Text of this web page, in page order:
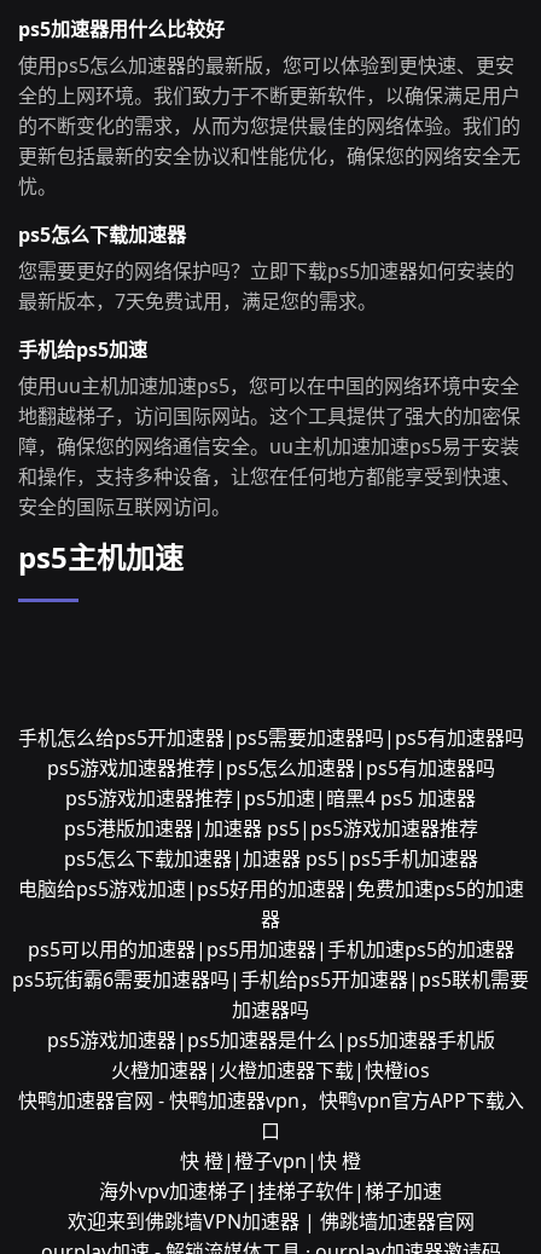
ps5加速器用什么比较好
使用ps5怎么加速器的最新版，您可以体验到更快速、更安
全的上网环境。我们致力于不断更新软件，以确保满足用户
的不断变化的需求，从而为您提供最佳的网络体验。我们的
更新包括最新的安全协议和性能优化，确保您的网络安全无
忧。
ps5怎么下载加速器
您需要更好的网络保护吗？立即下载ps5加速器如何安装的
最新版本，7天免费试用，满足您的需求。
手机给ps5加速
使用uu主机加速加速ps5，您可以在中国的网络环境中安全
地翻越梯子，访问国际网站。这个工具提供了强大的加密保
障，确保您的网络通信安全。uu主机加速加速ps5易于安装
和操作，支持多种设备，让您在任何地方都能享受到快速、
安全的国际互联网访问。
ps5主机加速
手机怎么给ps5开加速器|ps5需要加速器吗|ps5有加速器吗
ps5游戏加速器推荐|ps5怎么加速器|ps5有加速器吗
ps5游戏加速器推荐|ps5加速|暗黑4 ps5 加速器
ps5港版加速器|加速器 ps5|ps5游戏加速器推荐
ps5怎么下载加速器|加速器 ps5|ps5手机加速器
电脑给ps5游戏加速|ps5好用的加速器|免费加速ps5的加速
器
ps5可以用的加速器|ps5用加速器|手机加速ps5的加速器
ps5玩街霸6需要加速器吗|手机给ps5开加速器|ps5联机需要
加速器吗
ps5游戏加速器|ps5加速器是什么|ps5加速器手机版
火橙加速器|火橙加速器下载|快橙ios
快鸭加速器官网 - 快鸭加速器vpn，快鸭vpn官方APP下载入
口
快 橙|橙子vpn|快 橙
海外vpv加速梯子|挂梯子软件|梯子加速
欢迎来到佛跳墙VPN加速器 | 佛跳墙加速器官网